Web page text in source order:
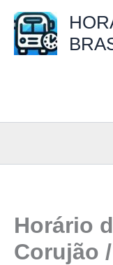
para
Horário
Corujão